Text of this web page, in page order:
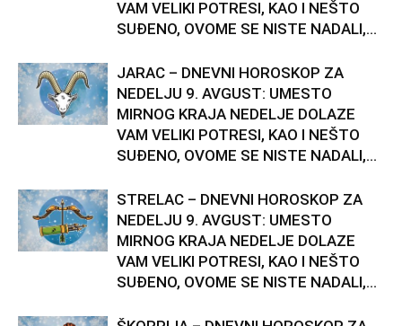
VAM VELIKI POTRESI, KAO I NEŠTO
SUĐENO, OVOME SE NISTE NADALI,...
JARAC – DNEVNI HOROSKOP ZA
NEDELJU 9. AVGUST: UMESTO
MIRNOG KRAJA NEDELJE DOLAZE
VAM VELIKI POTRESI, KAO I NEŠTO
SUĐENO, OVOME SE NISTE NADALI,...
STRELAC – DNEVNI HOROSKOP ZA
NEDELJU 9. AVGUST: UMESTO
MIRNOG KRAJA NEDELJE DOLAZE
VAM VELIKI POTRESI, KAO I NEŠTO
SUĐENO, OVOME SE NISTE NADALI,...